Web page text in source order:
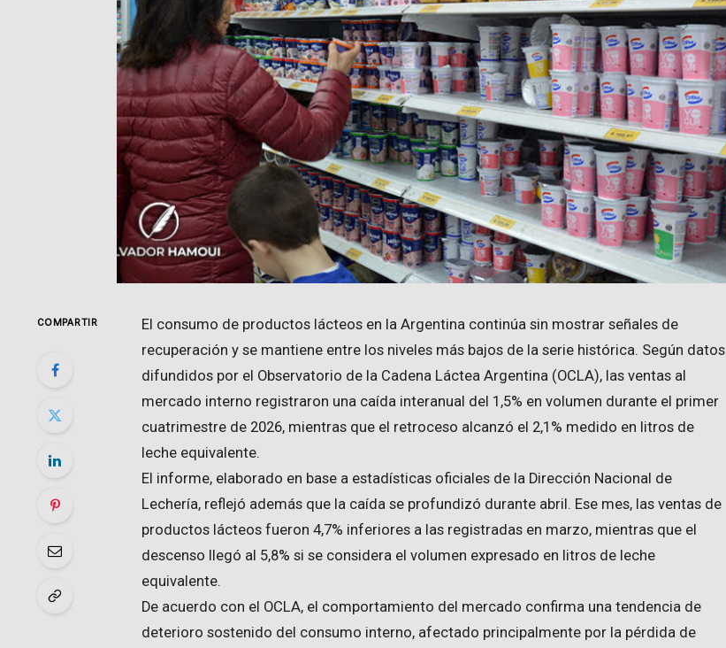
COMPARTIR
El consumo de productos lácteos en la Argentina continúa sin mostrar señales de
recuperación y se mantiene entre los niveles más bajos de la serie histórica. Según datos
difundidos por el Observatorio de la Cadena Láctea Argentina (OCLA), las ventas al
mercado interno registraron una caída interanual del 1,5% en volumen durante el primer
cuatrimestre de 2026, mientras que el retroceso alcanzó el 2,1% medido en litros de
leche equivalente.
El informe, elaborado en base a estadísticas oficiales de la Dirección Nacional de
Lechería, reflejó además que la caída se profundizó durante abril. Ese mes, las ventas de
productos lácteos fueron 4,7% inferiores a las registradas en marzo, mientras que el
descenso llegó al 5,8% si se considera el volumen expresado en litros de leche
equivalente.
De acuerdo con el OCLA, el comportamiento del mercado confirma una tendencia de
deterioro sostenido del consumo interno, afectado principalmente por la pérdida de